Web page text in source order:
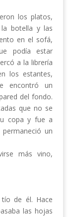
los platos,
botella y las
en el sofá,
podía estar
a la librería
los estantes,
encontró un
del fondo.
que no se
copa y fue a
un
más vino,
de él. Hace
las hojas